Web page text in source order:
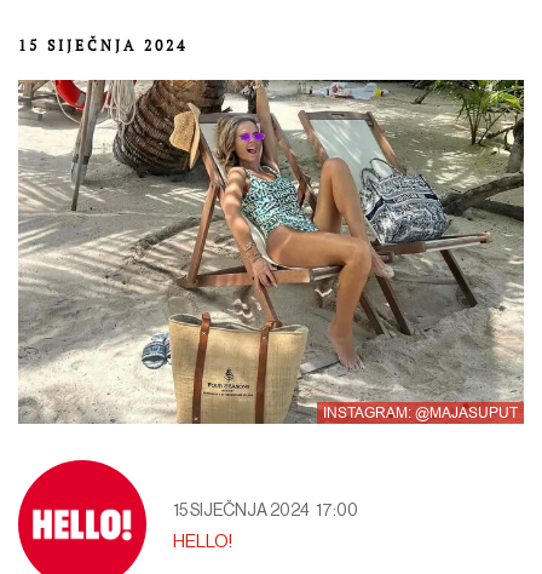
15 SIJEČNJA 2024
INSTAGRAM: @MAJASUPUT
15 SIJEČNJA 2024 17:00
HELLO!